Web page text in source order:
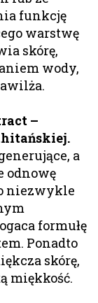
funkcję
warstwę
skórę,
wody,
–
a
odnowę
niezwykle
formułę
Ponadto
skórę,
miękkość.